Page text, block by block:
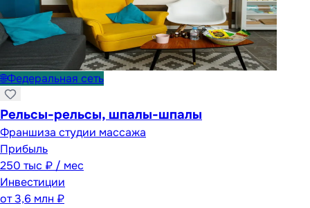
🌐Федеральная сеть
Рельсы-рельсы, шпалы-шпалы
Франшиза студии массажа
Прибыль
250 тыс ₽ / мес
Инвестиции
от3,6 млн ₽